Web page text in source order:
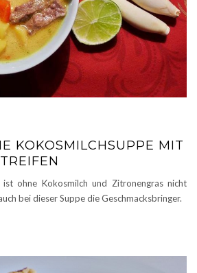
KOKOSMILCHSUPPE MIT
ist ohne Kokosmilch und Zitronengras nicht
bei dieser Suppe die Geschmacksbringer.